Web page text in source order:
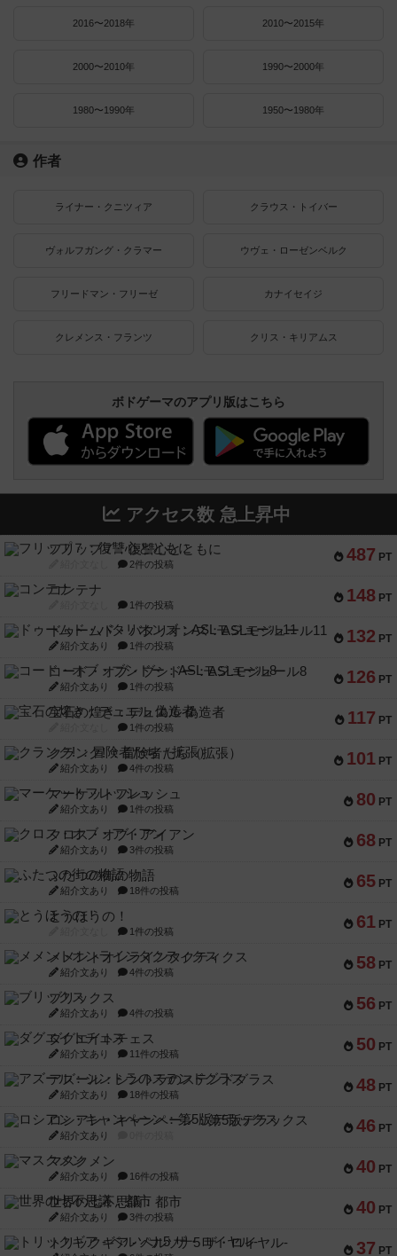
2016〜2018年 2010〜2015年
2000〜2010年 1990〜2000年
1980〜1990年 1950〜1980年
作者
ライナー・クニツィア クラウス・トイバー
ヴォルフガング・クラマー ウヴェ・ローゼンベルク
フリードマン・フリーゼ カナイセイジ
クレメンス・フランツ クリス・キリアムス
ボドゲーマのアプリ版はこちら
アクセス数 急上昇中
487 PT
フリップ７：復讐心とともに
2件の投稿
148 PT
コンテナ
1件の投稿
132 PT
ドゥームド・バタリオンズ：ASLモジュール11
紹介文あり 1件の投稿
126 PT
コード・オブ・ブシドー：ASLモジュール8
紹介文あり 1件の投稿
117 PT
宝石の煌き：デュエル 偽造者
1件の投稿
101 PT
クランク! ：冒険者たち（拡張）
紹介文あり 4件の投稿
80 PT
マーケットフレッシュ
紹介文あり 1件の投稿
68 PT
クロス・オブ・アイアン
紹介文あり 3件の投稿
65 PT
ふたつの街の物語
紹介文あり 18件の投稿
61 PT
とうほうの！
1件の投稿
58 PT
メメントオンラインタクティクス
紹介文あり 4件の投稿
56 PT
ブリックス
紹介文あり 4件の投稿
50 PT
ダグエイトチェス
紹介文あり 11件の投稿
48 PT
アズール：シントラのステンドグラス
紹介文あり 18件の投稿
46 PT
ロシアン・キャンペーン：第5版デラックス
紹介文あり
40 PT
マスクメン
紹介文あり 16件の投稿
40 PT
世界の七不思議：都市
紹介文あり 3件の投稿
37 PT
トリックギア - ペルソナ5 ザ・ロイヤル-